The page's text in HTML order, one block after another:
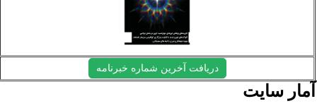
دریافت آخرین شماره خبرنامه
سایت